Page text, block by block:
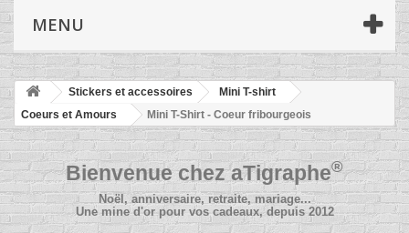
MENU
Stickers et accessoires
Mini T-shirt
Coeurs et Amours
Mini T-Shirt - Coeur fribourgeois
Bienvenue chezaTigraphe®
Noël, anniversaire, retraite, mariage...
Une mine d'or pour vos cadeaux, depuis 2012